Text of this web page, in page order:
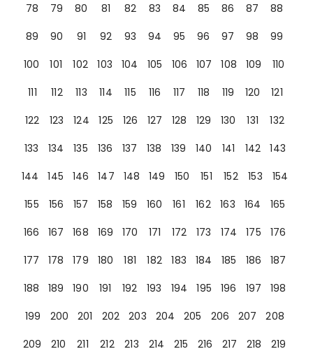
78
79 80 81 82 83 84 85 86 87
88
89
90 91 92 93 94 95 96 97 98
99
100
101 102 103 104 105 106 107 108 109
110
111
112 113 114 115 116 117 118 119 120
121
122
123 124 125 126 127 128 129 130 131
132
133
134 135 136 137 138 139 140 141 142
143
144
145 146 147 148 149 150 151 152 153
154
155
156 157 158 159 160 161 162 163 164
165
166
167 168 169 170 171 172 173 174 175
176
177
178 179 180 181 182 183 184 185 186
187
188
189 190 191 192 193 194 195 196 197
198
199
200 201 202 203 204 205 206 207
208
209
210 211 212 213 214 215 216 217 218
219